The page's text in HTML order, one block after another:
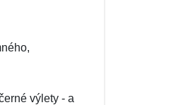
výlety - a